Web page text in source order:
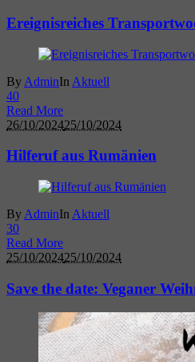
Ereignisreiches
By AdminIn Aktuell
40
Read More
26/10/202425/10/2024
Hilferuf aus Rumänien
By AdminIn Aktuell
30
Read More
25/10/202425/10/2024
Save the date: Veganer